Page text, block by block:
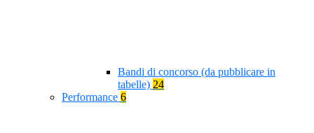
Bandi di concorso (da pubblicare in
tabelle) 24
Performance 6